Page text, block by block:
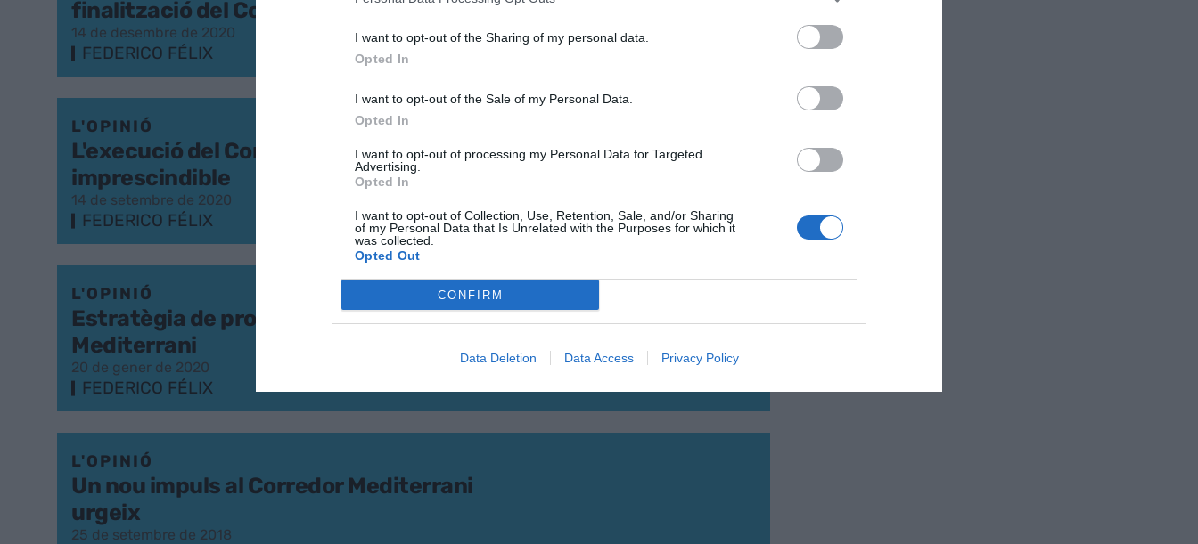
I want to opt-out of the Sharing of my personal data.
Opted In
I want to opt-out of the Sale of my Personal Data.
Opted In
I want to opt-out of processing my Personal Data for Targeted
Advertising.
Opted In
I want to opt-out of Collection, Use, Retention, Sale, and/or Sharing
of my Personal Data that Is Unrelated with the Purposes for which it
was collected.
Opted Out
CONFIRM
Data Deletion Data Access Privacy Policy
finalització del Corredor Mediterrani
14 de desembre de 2020
FEDERICO FÉLIX
L'OPINIÓ
L'execució del Corredor,
imprescindible
14 de setembre de 2020
FEDERICO FÉLIX
L'OPINIÓ
Estratègia de progrés i Corredor
Mediterrani
20 de gener de 2020
FEDERICO FÉLIX
L'OPINIÓ
Un nou impuls al Corredor Mediterrani
urgeix
25 de setembre de 2018